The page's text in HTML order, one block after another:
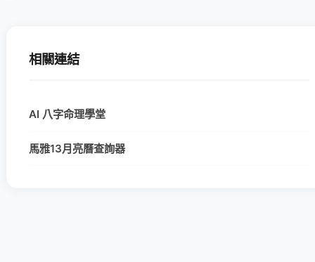
相關連結
AI 八字命理學堂
馬雅13月亮曆查詢器